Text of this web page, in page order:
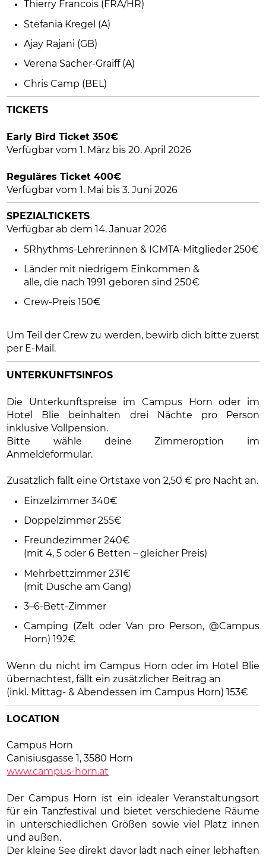
Thierry Francois (FRA/HR)
Stefania Kregel (A)
Ajay Rajani (GB)
Verena Sacher-Graiff (A)
Chris Camp (BEL)
TICKETS
Early Bird Ticket 350€
Verfügbar vom 1. März bis 20. April 2026
Reguläres Ticket 400€
Verfügbar vom 1. Mai bis 3. Juni 2026
SPEZIALTICKETS
Verfügbar ab dem 14. Januar 2026
5Rhythms-Lehrer:innen & ICMTA-Mitglieder 250€
Länder mit niedrigem Einkommen &
alle, die nach 1991 geboren sind 250€
Crew-Preis 150€
Um Teil der Crew zu werden, bewirb dich bitte zuerst
per E-Mail.
UNTERKUNFTSINFOS
Die Unterkunftspreise im Campus Horn oder im
Hotel Blie beinhalten drei Nächte pro Person
inklusive Vollpension.
Bitte wähle deine Zimmeroption im
Anmeldeformular.
Zusätzlich fällt eine Ortstaxe von 2,50 € pro Nacht an.
Einzelzimmer 340€
Doppelzimmer 255€
Freundezimmer 240€
(mit 4, 5 oder 6 Betten – gleicher Preis)
Mehrbettzimmer 231€
(mit Dusche am Gang)
3–6-Bett-Zimmer
Camping (Zelt oder Van pro Person, @Campus
Horn) 192€
Wenn du nicht im Campus Horn oder im Hotel Blie
übernachtest, fällt ein zusätzlicher Beitrag an
(inkl. Mittag- & Abendessen im Campus Horn) 153€
LOCATION
Campus Horn
Canisiusgasse 1, 3580 Horn
www.campus-horn.at
Der Campus Horn ist ein idealer Veranstaltungsort
für ein Tanzfestival und bietet verschiedene Räume
in unterschiedlichen Größen sowie viel Platz innen
und außen.
Der kleine See direkt davor lädt nach einer lebhaften